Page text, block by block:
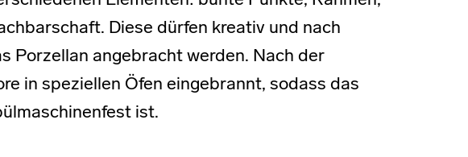
Diese dürfen kreativ und nach
Porzellan angebracht werden. Nach der
in speziellen Öfen eingebrannt, sodass das
ist.